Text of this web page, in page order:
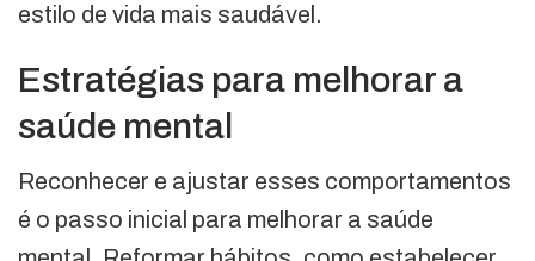
estilo de vida mais saudável.
Estratégias para melhorar a
saúde mental
Reconhecer e ajustar esses comportamentos
é o passo inicial para melhorar a saúde